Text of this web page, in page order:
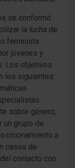
se conformó
la lucha de
feminista.
jóvenes y
Los objetivos
los siguientes:
sobre género,
un grupo de
a
casos de
contacto con